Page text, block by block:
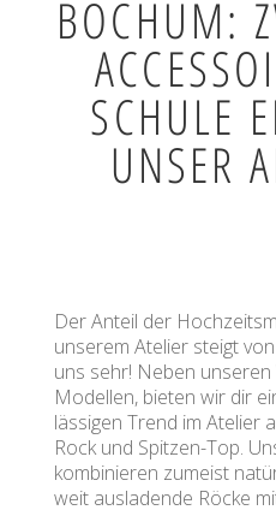
BOCHUM:
SCHULE
UNSER
Der Anteil der
unserem Atelier steigt
uns sehr! Neben
Modellen, bieten wir dir
lässigen Trend im Atelier
Rock und Spitzen-Top.
kombinieren zumeist
weit ausladende Röcke